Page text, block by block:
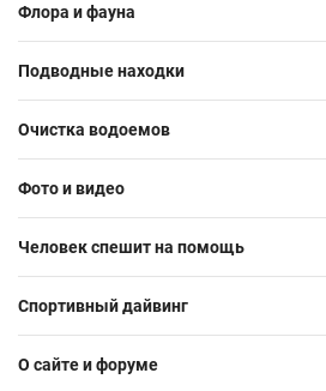
Флора и фауна
Подводные находки
Очистка водоемов
Фото и видео
Человек спешит на помощь
Спортивный дайвинг
О сайте и форуме